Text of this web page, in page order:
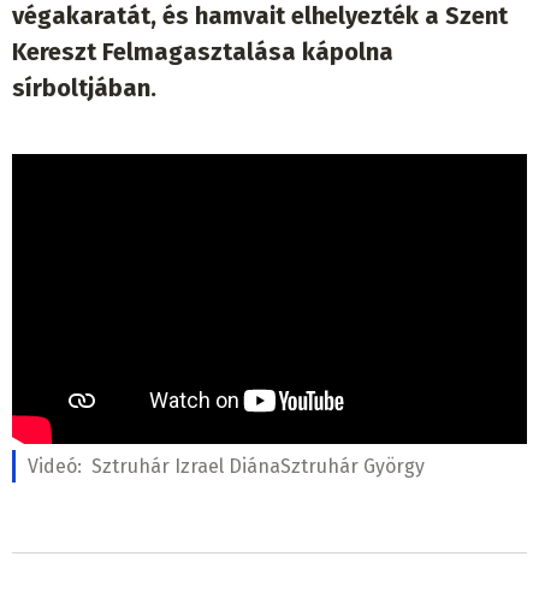
végakaratát, és hamvait elhelyezték a Szent
Kereszt Felmagasztalása kápolna
sírboltjában.
Videó: Sztruhár Izrael DiánaSztruhár György